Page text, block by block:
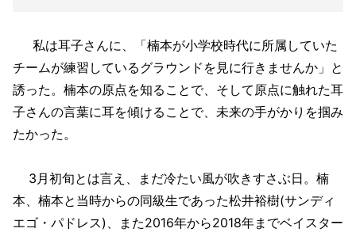
私は耳子さんに、「楠本が小学校時代に所属していた
チームが練習しているグラウンドを見に行きませんか」と
誘った。楠本の原点を知ることで、そして原点に触れた耳
子さんの言葉に耳を傾けることで、未来の手がかりを掴み
たかった。
3月初旬とは言え、まだ冷たい風が吹きすさぶ日。楠
本、楠本と当時からの同級生であった松井裕樹(サンディ
エゴ・パドレス)、また2016年から2018年までベイスター